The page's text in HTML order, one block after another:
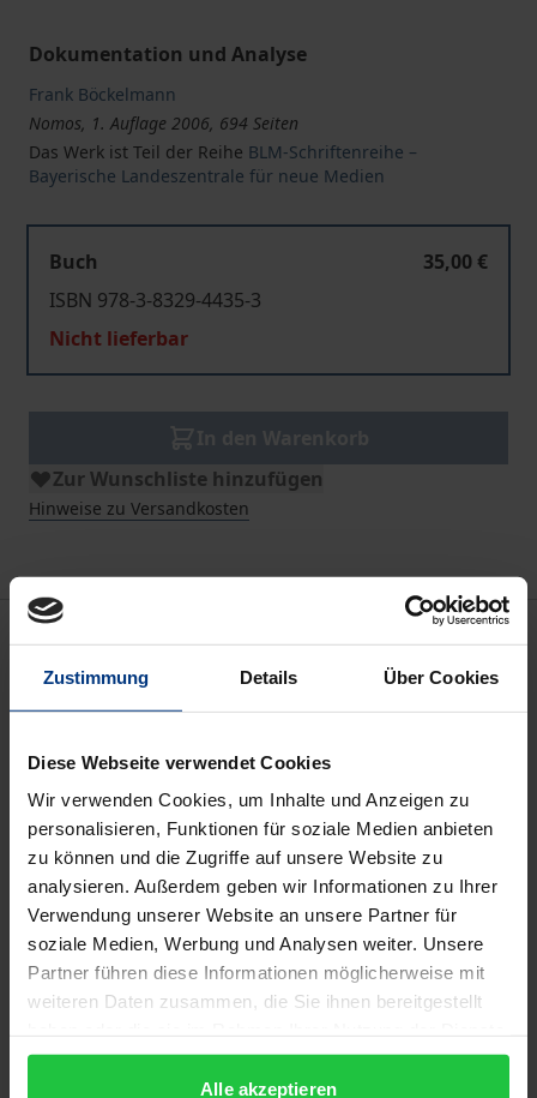
Zustimmung Details Über Cookies
Diese Webseite verwendet Cookies
Wir verwenden Cookies, um Inhalte und Anzeigen zu
personalisieren, Funktionen für soziale Medien anbieten
zu können und die Zugriffe auf unsere Website zu
analysieren. Außerdem geben wir Informationen zu Ihrer
Verwendung unserer Website an unsere Partner für
soziale Medien, Werbung und Analysen weiter. Unsere
Partner führen diese Informationen möglicherweise mit
weiteren Daten zusammen, die Sie ihnen bereitgestellt
gesammelt haben.
Alle akzeptieren
Dokumentation und Analyse
Frank Böckelmann
Nomos, 1. Auflage 2006, 694 Seiten
Das Werk ist Teil der Reihe BLM-Schriftenreihe –
Bayerische Landeszentrale für neue Medien
Buch
35,00 €
ISBN 978-3-8329-4435-3
Nicht lieferbar
Zur Wunschliste hinzufügen
Hinweise zu Versandkosten
Beschreibung
Die Bayerische Landeszentrale für neue Medien hat
vollständige Dokumentation der Inhaber- und
Beteiligungsverhältnisse der von ihr genehmigten
lokalen und regionalen Rundfunkangebote in
Bayern vorgelegt.
Vor dem Hintergrund schrumpfender Anzeigen- und
Werbemärkte, veränderter Nutzungsgewohnheiten
sowie neuer Wettbewerber und Verbreitungswege
erschien eine Neuauflage der Dokumentation umso